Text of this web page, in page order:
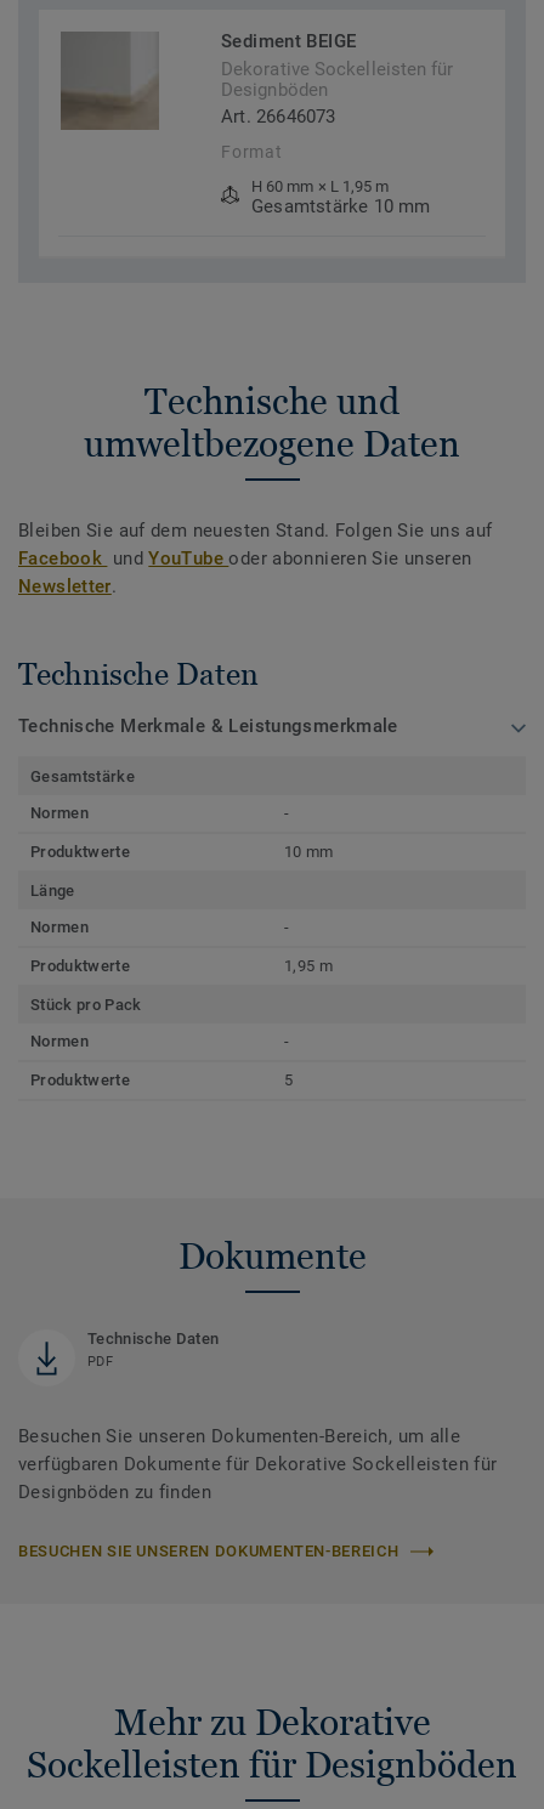
Sediment BEIGE
Dekorative Sockelleisten für
Designböden
Art. 26646073
Format
H 60 mm × L 1,95 m
Gesamtstärke 10 mm
Technische und
umweltbezogene Daten
Bleiben Sie auf dem neuesten Stand. Folgen Sie uns auf
Facebook undYouTubeoder abonnieren Sie unseren
Newsletter.
Technische Daten
Technische Merkmale & Leistungsmerkmale
Gesamtstärke
Normen
-
Produktwerte 10 mm
Länge
Normen
-
Produktwerte 1,95 m
Stück pro Pack
Normen
-
Produktwerte 5
Dokumente
Technische Daten
PDF
Besuchen Sie unseren Dokumenten-Bereich, um alle
verfügbaren Dokumente für Dekorative Sockelleisten für
Designböden zu finden
BESUCHEN SIE UNSEREN DOKUMENTEN-BEREICH
Mehr zu Dekorative
Sockelleisten für Designböden